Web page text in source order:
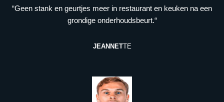
“Geen stank en geurtjes meer in restaurant en keuken na een
grondige onderhoudsbeurt.“
JEANNETTE